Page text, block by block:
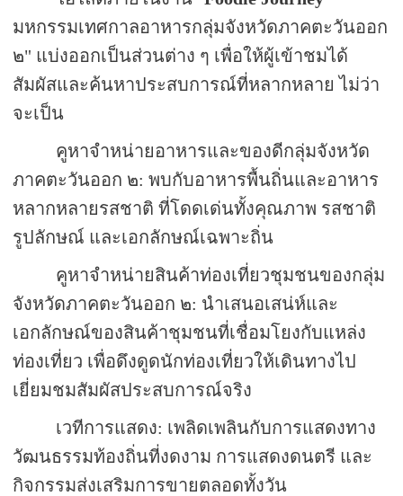
มหกรรมเทศกาลอาหารกลุ่มจังหวัดภาคตะวันออก
๒" แบ่งออกเป็นส่วนต่าง ๆ เพื่อให้ผู้เข้าชมได้
สัมผัสและค้นหาประสบการณ์ที่หลากหลาย ไม่ว่า
จะเป็น
คูหาจำหน่ายอาหารและของดีกลุ่มจังหวัด
ภาคตะวันออก ๒: พบกับอาหารพื้นถิ่นและอาหาร
หลากหลายรสชาติ ที่โดดเด่นทั้งคุณภาพ รสชาติ
รูปลักษณ์ และเอกลักษณ์เฉพาะถิ่น
คูหาจำหน่ายสินค้าท่องเที่ยวชุมชนของกลุ่ม
จังหวัดภาคตะวันออก ๒: นำเสนอเสน่ห์และ
เอกลักษณ์ของสินค้าชุมชนที่เชื่อมโยงกับแหล่ง
ท่องเที่ยว เพื่อดึงดูดนักท่องเที่ยวให้เดินทางไป
เยี่ยมชมสัมผัสประสบการณ์จริง
เวทีการแสดง: เพลิดเพลินกับการแสดงทาง
วัฒนธรรมท้องถิ่นที่งดงาม การแสดงดนตรี และ
กิจกรรมส่งเสริมการขายตลอดทั้งวัน